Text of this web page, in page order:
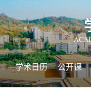
学术日历 公开课